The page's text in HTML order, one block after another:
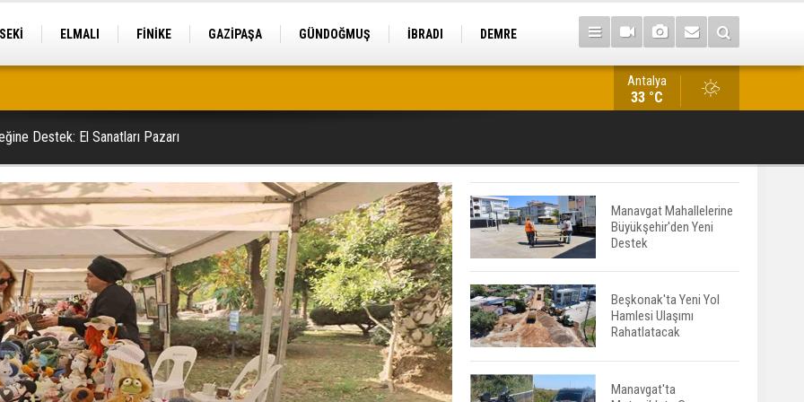
ELMALI FİNİKE GAZİPAŞA GÜNDOĞMUŞ İBRADI
DEMRE
Kestel'de İş Makinesine Bırakılan Not Duygulandırdı
Antalya
33 °C
Destek: El Sanatları Pazarı
Manavgat Mahallelerine
Büyükşehir'den Yeni
Destek
Beşkonak'ta Yeni Yol
Hamlesi Ulaşımı
Rahatlatacak
Manavgat'ta